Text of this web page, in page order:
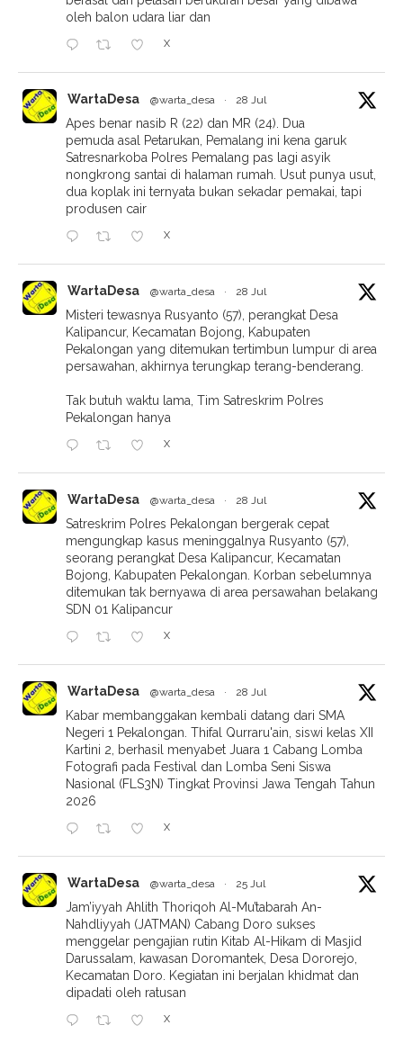
oleh balon udara liar dan
X
WartaDesa @warta_desa · 28 Jul
Apes benar nasib R (22) dan MR (24). Dua
pemuda asal Petarukan, Pemalang ini kena garuk
Satresnarkoba Polres Pemalang pas lagi asyik
nongkrong santai di halaman rumah. Usut punya usut,
dua koplak ini ternyata bukan sekadar pemakai, tapi
produsen cair
X
WartaDesa @warta_desa · 28 Jul
Misteri tewasnya Rusyanto (57), perangkat Desa
Kalipancur, Kecamatan Bojong, Kabupaten
Pekalongan yang ditemukan tertimbun lumpur di area
persawahan, akhirnya terungkap terang-benderang.
Tak butuh waktu lama, Tim Satreskrim Polres
Pekalongan hanya
X
WartaDesa @warta_desa · 28 Jul
Satreskrim Polres Pekalongan bergerak cepat
mengungkap kasus meninggalnya Rusyanto (57),
seorang perangkat Desa Kalipancur, Kecamatan
Bojong, Kabupaten Pekalongan. Korban sebelumnya
ditemukan tak bernyawa di area persawahan belakang
SDN 01 Kalipancur
X
WartaDesa @warta_desa · 28 Jul
Kabar membanggakan kembali datang dari SMA
Negeri 1 Pekalongan. Thifal Qurraru'ain, siswi kelas XII
Kartini 2, berhasil menyabet Juara 1 Cabang Lomba
Fotografi pada Festival dan Lomba Seni Siswa
Nasional (FLS3N) Tingkat Provinsi Jawa Tengah Tahun
2026
X
WartaDesa @warta_desa · 25 Jul
Jam’iyyah Ahlith Thoriqoh Al-Mu’tabarah An-
Nahdliyyah (JATMAN) Cabang Doro sukses
menggelar pengajian rutin Kitab Al-Hikam di Masjid
Darussalam, kawasan Doromantek, Desa Dororejo,
Kecamatan Doro. Kegiatan ini berjalan khidmat dan
dipadati oleh ratusan
X